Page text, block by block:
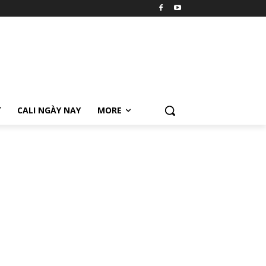
CALI NGÀY NAY MORE